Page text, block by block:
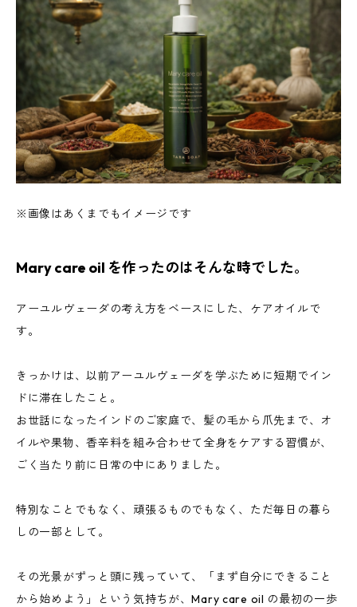
※画像はあくまでもイメージです
Mary care oil を作ったのはそんな時でした。
アーユルヴェーダの考え方をベースにした、ケアオイルで
す。
きっかけは、以前アーユルヴェーダを学ぶために短期でイン
ドに滞在したこと。
お世話になったインドのご家庭で、髪の毛から爪先まで、オ
イルや果物、香辛料を組み合わせて全身をケアする習慣が、
ごく当たり前に日常の中にありました。
特別なことでもなく、頑張るものでもなく、ただ毎日の暮ら
しの一部として。
その光景がずっと頭に残っていて、「まず自分にできること
から始めよう」という気持ちが、Mary care oil の最初の一歩